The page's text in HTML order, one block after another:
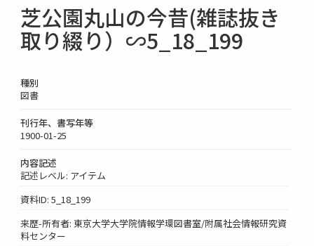
芝公園丸山の今昔(雑誌抜き
取り綴り）∽5_18_199
種別
図書
刊行年、書写年等
1900-01-25
内容記述
記述レベル: アイテム
資料ID: 5_18_199
来歴-所有者: 東京大学大学院情報学環図書室/附属社会情報研究資
料センター